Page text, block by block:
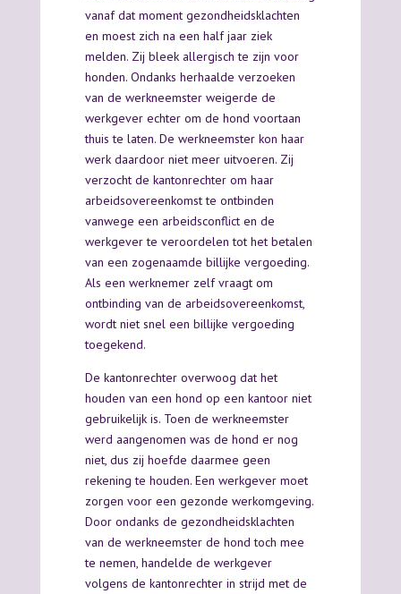
vanaf dat moment gezondheidsklachten
en moest zich na een half jaar ziek
melden. Zij bleek allergisch te zijn voor
honden. Ondanks herhaalde verzoeken
van de werkneemster weigerde de
werkgever echter om de hond voortaan
thuis te laten. De werkneemster kon haar
werk daardoor niet meer uitvoeren. Zij
verzocht de kantonrechter om haar
arbeidsovereenkomst te ontbinden
vanwege een arbeidsconflict en de
werkgever te veroordelen tot het betalen
van een zogenaamde billijke vergoeding.
Als een werknemer zelf vraagt om
ontbinding van de arbeidsovereenkomst,
wordt niet snel een billijke vergoeding
toegekend.
De kantonrechter overwoog dat het
houden van een hond op een kantoor niet
gebruikelijk is. Toen de werkneemster
werd aangenomen was de hond er nog
niet, dus zij hoefde daarmee geen
rekening te houden. Een werkgever moet
zorgen voor een gezonde werkomgeving.
Door ondanks de gezondheidsklachten
van de werkneemster de hond toch mee
te nemen, handelde de werkgever
volgens de kantonrechter in strijd met de